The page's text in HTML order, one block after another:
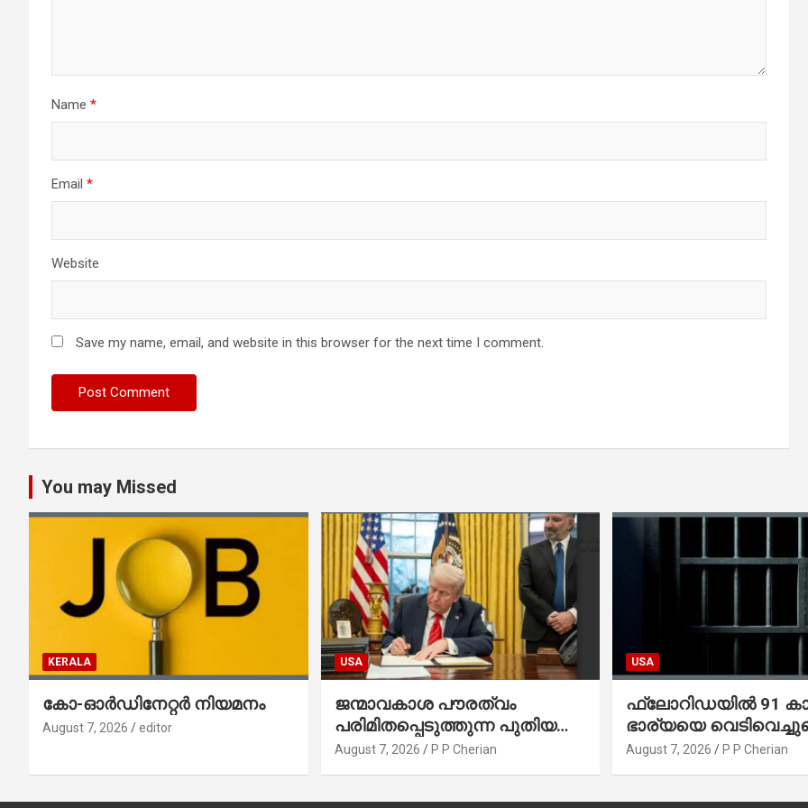
Name *
Email *
Website
Save my name, email, and website in this browser for the next time I comment.
You may Missed
KERALA
കോ-ഓർഡിനേറ്റർ നിയമനം
August 7, 2026 editor
USA
ജന്മാവകാശ പൗരത്വം
പരിമിതപ്പെടുത്തുന്ന പുതിയ
രണ്ട് എക്സിക്യൂട്ടീവ്
August 7, 2026 P P Cherian
USA
ഫ്ലോറിഡയിൽ 91
ഭാര്യയെ
നഴ്സിങ്
August 7, 2026 P P Cherian